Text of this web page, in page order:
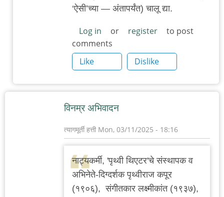
न
दिवस
by
त्यागमूर्ती
‘ऐसी’च्या — अंतापर्यंत) चालू द्या.
Log in or register
to post
comments
Like
Dislike
विनम्र अभिवादन
त्यागमूर्ती हत्ती Mon, 03/11/2025 - 18:16
नाट्यकर्मी, 'पृथ्वी थिएटर'चे संस्थापक व
अभिनेते-दिग्दर्शक पृथ्वीराज कपूर
(१९०६), संगीतकार लक्ष्मीकांत (१९३७),